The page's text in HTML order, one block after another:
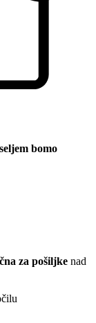
bomo
za pošiljke nad